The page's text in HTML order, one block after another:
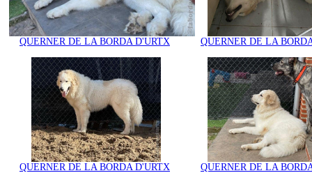
QUERNER DE LA BORDA D'URTX QUERNER DE LA
QUERNER DE LA BORDA D'URTX QUERNER DE LA